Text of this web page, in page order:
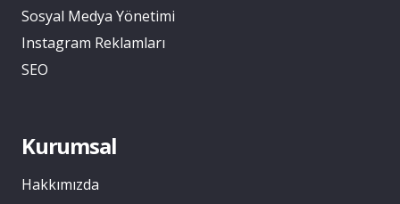
Sosyal Medya Yönetimi
Instagram Reklamları
SEO
Kurumsal
Hakkımızda